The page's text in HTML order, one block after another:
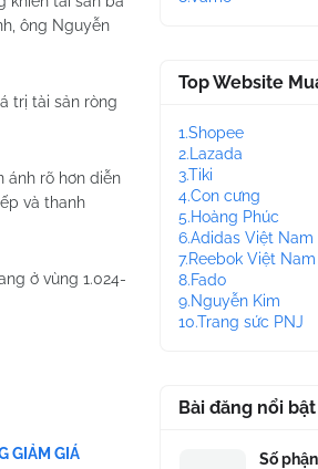
ông Nguyễn
trị tài sản ròng
ánh rõ hơn diễn
và thanh
ở vùng 1.024-
GIẢM GIÁ
Top Website
1.Shopee
2.Lazada
3.Tiki
4.Con cưng
5.Hoàng Phúc
6.Adidas Việt Nam
7.Reebok Việt Nam
8.Fado
9.Nguyễn Kim
10.Trang sức PNJ
Bài đăng nổi bật
Số